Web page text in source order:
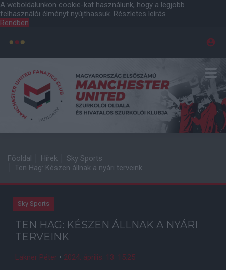
A weboldalunkon cookie-kat használunk, hogy a legjobb
felhasználói élményt nyújthassuk. Részletes leírás
Rendben
Főoldal Hírek
Sky Sports
Ten Hag: Készen állnak a nyári terveink
Sky Sports
TEN HAG: KÉSZEN ÁLLNAK A NYÁRI
TERVEINK
Lakner Péter • 2024. április. 13. 15:25